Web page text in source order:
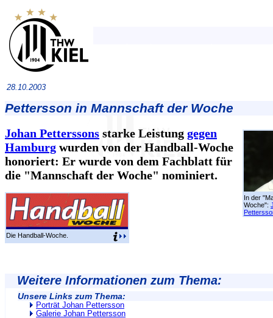
28.10.2003
Pettersson in Mannschaft der Woche
In der
Woche":
Johan Petterssons starke Leistung gegen
Hamburg wurden von der Handball-Woche
honoriert: Er wurde von dem Fachblatt für
die "Mannschaft der Woche" nominiert.
Die Handball-Woche.
Weitere Informationen zum Thema:
Unsere Links zum Thema:
Porträt Johan Pettersson
Galerie Johan Pettersson